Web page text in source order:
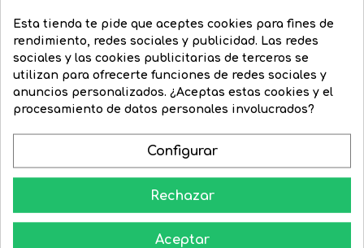
Esta tienda te pide que aceptes cookies para fines de
rendimiento, redes sociales y publicidad. Las redes
sociales y las cookies publicitarias de terceros se
utilizan para ofrecerte funciones de redes sociales y
anuncios personalizados. ¿Aceptas estas cookies y el
procesamiento de datos personales involucrados?
Configurar
Rechazar
Aceptar